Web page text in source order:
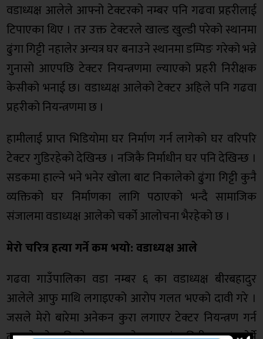
वडाध्यक्ष आलेले आफ्नो टेक्टरको नम्बर पनि गढवा प्रहरीलाई
टिपाएका थिए । तर उक्त टेक्टरले खाल्ड खुल्डी परेको स्थानमा
ढुंगा गिट्टी नहालेर अन्यत्र घर बनाउने स्थानमा डम्पिङ गरेको भन्ने
गुनासो आएपछि टेक्टर नियन्त्रणमा ल्याएको प्रहरी निरीक्षक
केसीको भनाई छ। वडाध्यक्ष आलेको टेक्टर अहिले पनि गढवा
प्रहरीको नियन्त्रणमा छ ।
हामीलाई प्राप्त भिडियोमा घर निर्माण गर्न लागेको घर वरिपरि
टेक्टर गुडिरहेको देखिन्छ । नजिकै निर्माधीन घर पनि देखिन्छ ।
सडकमा हाल्ने भने भनेर खोला बाट निकालेको ढुंगा गिट्टी कुनै
व्यक्तिको घर निर्माणका लागि पठाएको भन्दै सामाजिक
संजालमा वडाध्यक्ष आलेको चर्को आलोचना भैरहेको छ ।
मेरो चरित्र हत्या गर्ने कम भयो: वडाध्यक्ष आले
गढवा गाउँपालिका वडा नम्बर ६ का वडाध्यक्ष बीरबहादुर
आलेले आफु माथि लगाइएको आरोप गलत भएको दावी गरे ।
जसले मेरो बारेमा अनेकन कुरा लगाएर टेक्टर नियन्त्रण गर्न